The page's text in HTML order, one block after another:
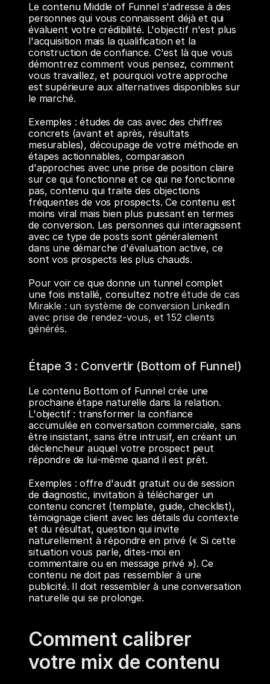
Le contenu Middle of Funnel s'adresse à des
personnes qui vous connaissent déjà et qui
évaluent votre crédibilité. L'objectif n'est plus
l'acquisition mais la qualification et la
construction de confiance. C'est là que vous
démontrez comment vous pensez, comment
vous travaillez, et pourquoi votre approche
est supérieure aux alternatives disponibles sur
le marché.
Exemples : études de cas avec des chiffres
concrets (avant et après, résultats
mesurables), découpage de votre méthode en
étapes actionnables, comparaison
d'approches avec une prise de position claire
sur ce qui fonctionne et ce qui ne fonctionne
pas, contenu qui traite des objections
fréquentes de vos prospects. Ce contenu est
moins viral mais bien plus puissant en termes
de conversion. Les personnes qui interagissent
avec ce type de posts sont généralement
dans une démarche d'évaluation active, ce
sont vos prospects les plus chauds.
Pour voir ce que donne un tunnel complet
une fois installé, consultez notre étude de cas
Mirakle : un système de conversion LinkedIn
avec prise de rendez-vous, et 152 clients
générés.
Étape 3 : Convertir (Bottom of Funnel)
Le contenu Bottom of Funnel crée une
prochaine étape naturelle dans la relation.
L'objectif : transformer la confiance
accumulée en conversation commerciale, sans
être insistant, sans être intrusif, en créant un
déclencheur auquel votre prospect peut
répondre de lui-même quand il est prêt.
Exemples : offre d'audit gratuit ou de session
de diagnostic, invitation à télécharger un
contenu concret (template, guide, checklist),
témoignage client avec les détails du contexte
et du résultat, question qui invite
naturellement à répondre en privé (« Si cette
situation vous parle, dites-moi en
commentaire ou en message privé »). Ce
contenu ne doit pas ressembler à une
publicité. Il doit ressembler à une conversation
naturelle qui se prolonge.
Comment calibrer
votre mix de contenu